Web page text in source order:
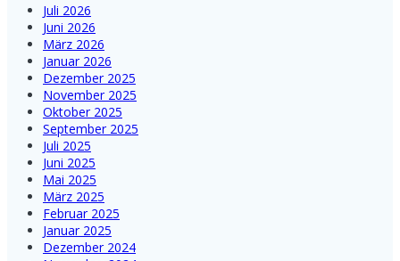
Juli 2026
Juni 2026
März 2026
Januar 2026
Dezember 2025
November 2025
Oktober 2025
September 2025
Juli 2025
Juni 2025
Mai 2025
März 2025
Februar 2025
Januar 2025
Dezember 2024